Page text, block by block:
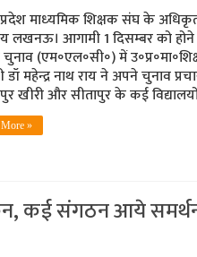
माध्‍यमिक शिक्षक संघ के अधिकृत
लखनऊ। आगामी 1 दिसम्बर को
चुनाव (एम॰एल॰सी॰) में
डॉ महेन्द्र नाथ राय ने अपने चुनाव
खीरी और सीतापुर के कई
»
कई संगठन आये